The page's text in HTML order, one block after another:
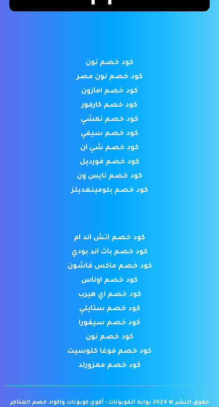
كود خصم نون
كود خصم نون مصر
كود خصم امازون
كود خصم كارفور
كود خصم نمشي
كود خصم سيفي
كود خصم شي ان
كود خصم فورديل
كود خصم نايس ون
كود خصم بلومينغديلز
كود خصم اتش اند ام
كود خصم باث اند بودي
كود خصم ماكس فاشون
كود خصم اوناس
كود خصم اي هيرب
كود خصم ستايلي
كود خصم سيفورا
كود خصم نون
كود خصم فوغا كلوسيت
كود خصم ممزورلد
حقوق النشر © 2024 بوابة الكوبونات : أقوي كوبونات واكواد خصم المتاجر